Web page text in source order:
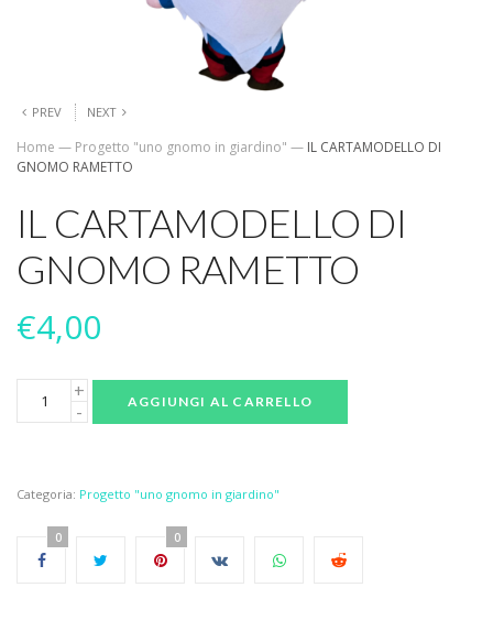
PREV NEXT
Home — Progetto "uno gnomo in giardino" — IL CARTAMODELLO DI
GNOMO RAMETTO
IL CARTAMODELLO DI
GNOMO RAMETTO
€4,00
AGGIUNGI AL CARRELLO
Categoria: Progetto "uno gnomo in giardino"
0 0